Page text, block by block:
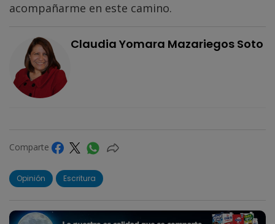
acompañarme en este camino.
Claudia Yomara Mazariegos Soto
Comparte
Opinión Escritura